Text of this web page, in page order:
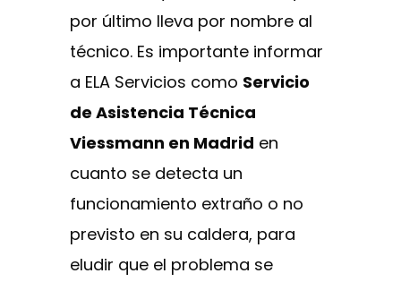
por último lleva por nombre al
técnico. Es importante informar
a ELA Servicios como Servicio
de Asistencia Técnica
Viessmann en Madrid en
cuanto se detecta un
funcionamiento extraño o no
previsto en su caldera, para
eludir que el problema se